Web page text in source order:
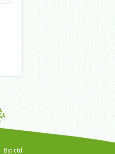
By: ctd